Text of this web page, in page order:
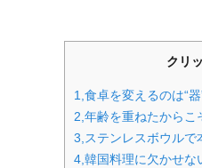
クリ
1,食卓を変えるのは“器
2,年齢を重ねたからこ
3,ステンレスボウルで
4,韓国料理に欠かせな